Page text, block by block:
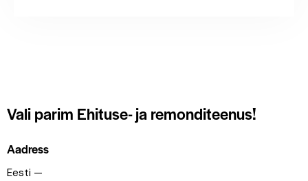
Vali parim Ehituse- ja remonditeenus!
Aadress
Eesti —